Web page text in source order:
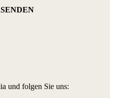
und folgen Sie uns: